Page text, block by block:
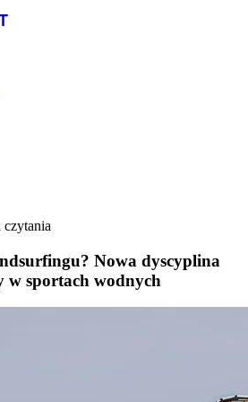
czytania
Nowa dyscyplina
w sportach wodnych